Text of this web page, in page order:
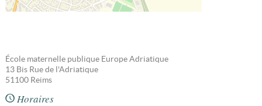
École maternelle publique Europe Adriatique
13 Bis Rue de l'Adriatique
51100 Reims
Horaires